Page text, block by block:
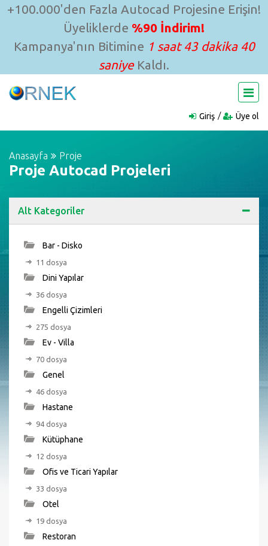
+100.000'den Fazla Autocad Projesine Erişin!
Üyeliklerde %90 İndirim!
Kampanya'nın Bitimine 1 saat 43 dakika 39
saniyeKaldı.
Giriş Üye ol
Anasayfa Proje
Proje Autocad Projeleri
Alt Kategoriler
Bar - Disko
11 dosya
Dini Yapılar
36 dosya
Engelli Çizimleri
275 dosya
Ev - Villa
70 dosya
Genel
46 dosya
Hastane
94 dosya
Kütüphane
12 dosya
Ofis ve Ticari Yapılar
33 dosya
Otel
19 dosya
Restoran